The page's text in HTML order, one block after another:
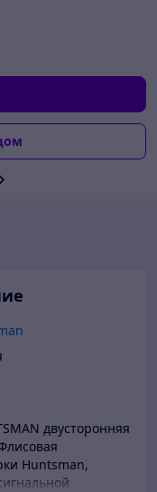
двусторонняя
Huntsman,